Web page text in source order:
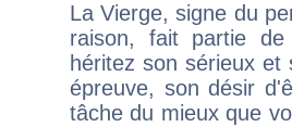
La Vierge, signe du
raison, fait partie
héritez son sérieux
épreuve, son désir
tâche du mieux que